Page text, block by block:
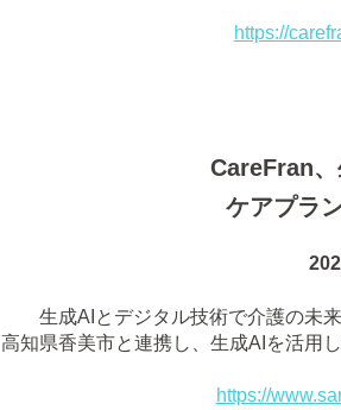
https://
CareFran
ケアプラ
生成AIとデジタル技術で介護の未
高知県香美市と連携し、生成AIを活用
https://